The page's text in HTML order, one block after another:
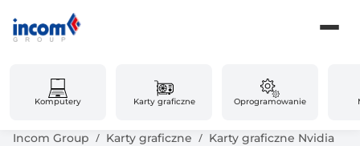
Komputery Karty graficzne Oprogramowanie
Incom Group Karty graficzne
Karty graficzne Nvidia